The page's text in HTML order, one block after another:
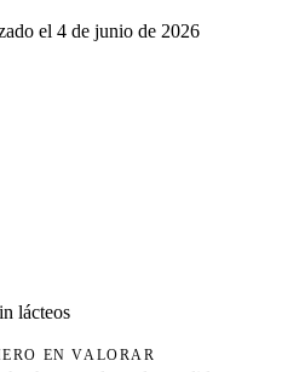
el 4 de junio de 2026
lácteos
EN VALORAR